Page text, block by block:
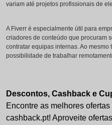
variam até projetos profissionais de
A Fiverr é especialmente útil para
criadores de conteúdo que procuram
contratar equipas internas. Ao
possibilidade de trabalhar
Descontos, Cashback e
Encontre as melhores
cashback.pt! Aproveite